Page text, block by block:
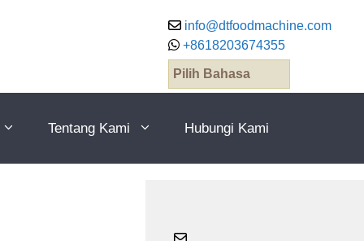
info@dtfoodmachine.com
+8618203674355
Pilih Bahasa
Tentang Kami Hubungi Kami